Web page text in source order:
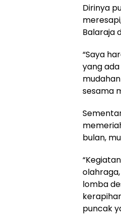
Dirinya
Balaraja
“Saya
yang
sesama
bulan,
lomba
puncak